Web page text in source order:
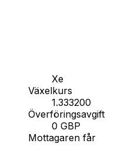
Xe
Växelkurs
1.333200
Överföringsavgift
0 GBP
Mottagaren får